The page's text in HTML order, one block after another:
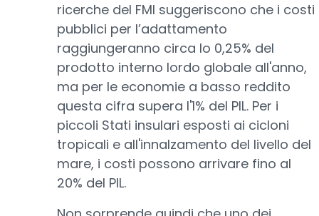
ricerche del FMI suggeriscono che i costi
pubblici per l’adattamento
raggiungeranno circa lo 0,25% del
prodotto interno lordo globale all'anno,
ma per le economie a basso reddito
questa cifra supera l'1% del PIL. Per i
piccoli Stati insulari esposti ai cicloni
tropicali e all'innalzamento del livello del
mare, i costi possono arrivare fino al
20% del PIL.